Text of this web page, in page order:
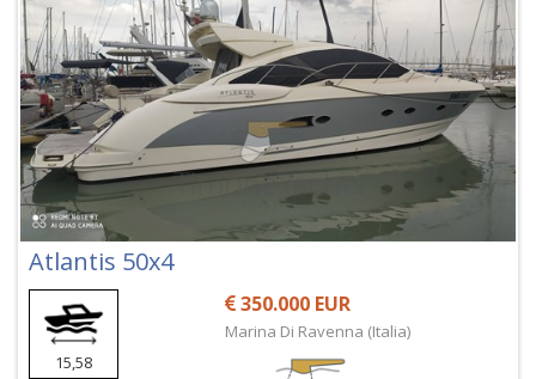
Atlantis 50x4
15,58
350.000 EUR
Marina Di Ravenna (Italia)